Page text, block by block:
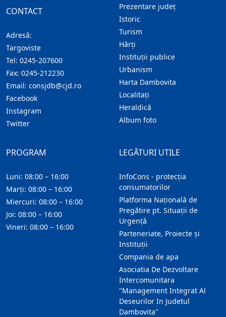
CONTACT
Adresă:
Targoviste
Tel: 0245-207600
Fax: 0245-212230
Email: consjdb@cjd.ro
Facebook
Instagram
Twitter
Prezentare judeţ
Istoric
Turism
Hărţi
Instituţii publice
Urbanism
Harta Dambovita
Localitaţi
Heraldică
Album foto
LEGĂTURI UTILE
InfoCons - protecția
consumatorilor
Platforma Națională de
Pregătire pt. Situații de
Urgență
Parteneriate, Proiecte și
Instituții
Compania de apa
Asociatia De Dezvoltare
Intercomunitara
"Management Integrat Al
Deseurilor In Judetul
Dambovita"
PROGRAM
Luni: 08:00 – 16:00
Marți: 08:00 – 16:00
Miercuri: 08:00 – 16:00
Joi: 08:00 – 16:00
Vineri: 08:00 – 16:00